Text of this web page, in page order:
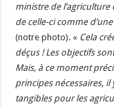
ministre de l’agriculture
de celle-ci comme
(notre photo). « Cela
déçus ! Les objectifs
Mais, à ce moment
principes nécessaires,
tangibles pour les